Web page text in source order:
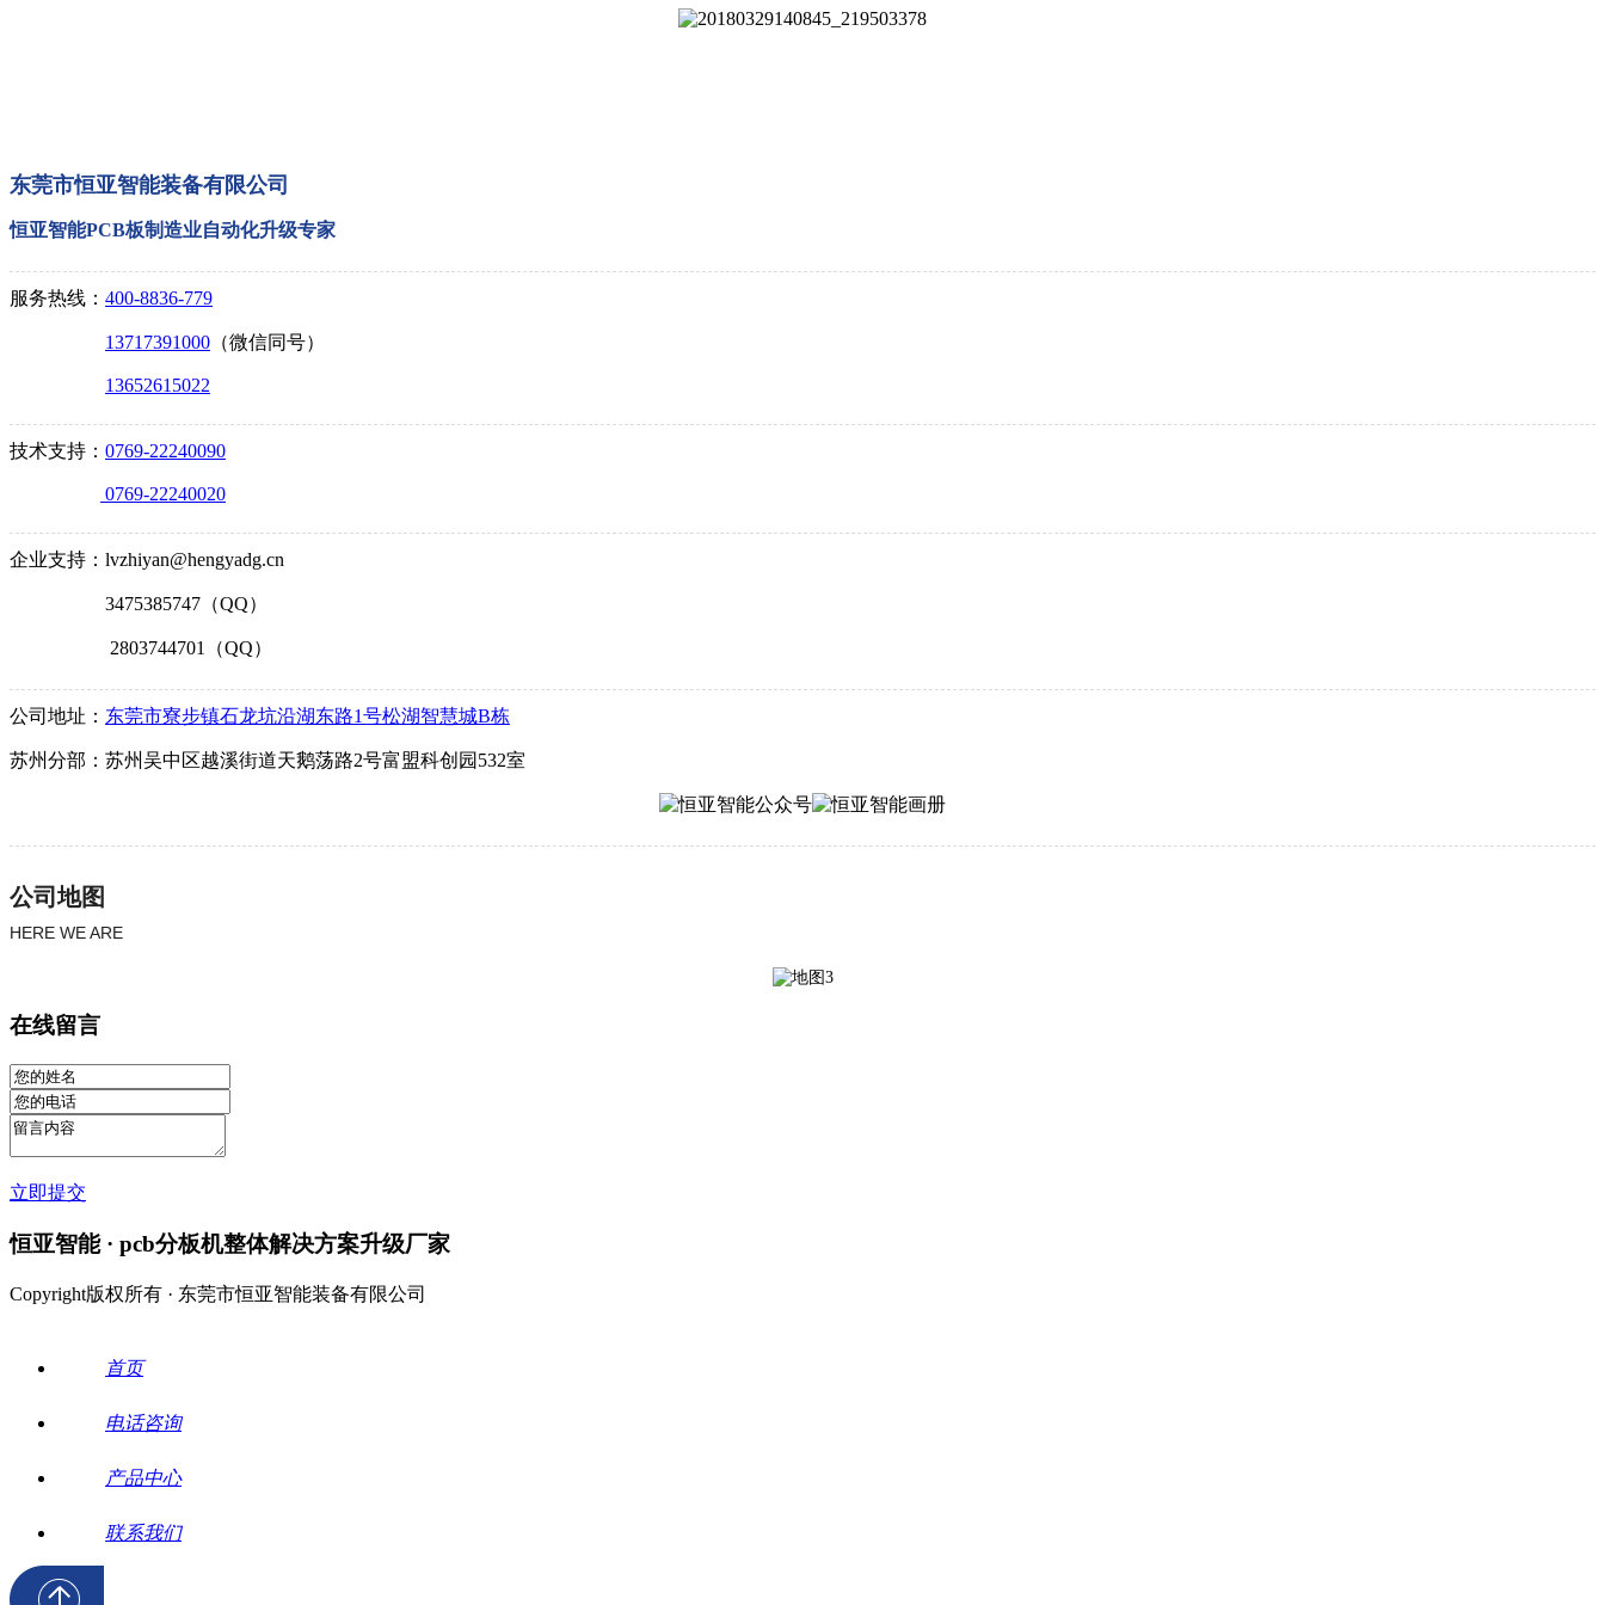
东莞市恒亚智能装备有限公司
恒亚智能PCB板制造业自动化升级专家
服务热线： 400-8836-779
13717391000 （微信同号）
13652615022
技术支持： 0769-22240090
0769-22240020
企业支持：lvzhiyan@hengyadg.cn
3475385747（QQ）
2803744701（QQ）
公司地址： 东莞市寮步镇石龙坑沿湖东路1号松湖智慧城B栋
苏州分部：苏州吴中区越溪街道天鹅荡路2号富盟科创园532室
公司地图
HERE WE ARE
在线留言
立即提交
恒亚智能 · pcb分板机整体解决方案升级厂家
Copyright版权所有 · 东莞市恒亚智能装备有限公司
首页
电话咨询
产品中心
联系我们